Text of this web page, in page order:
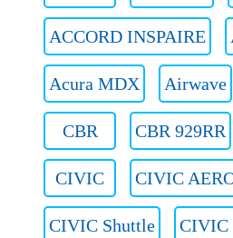
ACCORD INSPAIRE
Acura MDX Airwave
CBR CBR 929RR
CIVIC CIVIC
CIVIC Shuttle CIVIC